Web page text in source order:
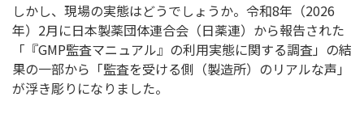
しかし、現場の実態はどうでしょうか。令和8年（2026
年）2月に日本製薬団体連合会（日薬連）から報告された
「『GMP監査マニュアル』の利用実態に関する調査」の結
果の一部から「監査を受ける側（製造所）のリアルな声」
が浮き彫りになりました。